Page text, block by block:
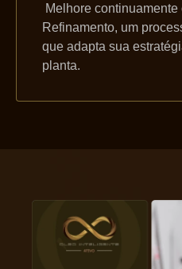
Melhore
Refinamento, um
que adapta sua
planta.